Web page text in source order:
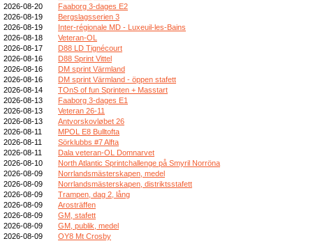
2026-08-20
Faaborg 3-dages E2
2026-08-19
Bergslagsserien 3
2026-08-19
Inter-régionale MD - Luxeuil-les-Bains
2026-08-18
Veteran-OL
2026-08-17
D88 LD Tignécourt
2026-08-16
D88 Sprint Vittel
2026-08-16
DM sprint Värmland
2026-08-16
DM sprint Värmland - öppen stafett
2026-08-14
TOnS of fun Sprinten + Masstart
2026-08-13
Faaborg 3-dages E1
2026-08-13
Veteran 26-11
2026-08-13
Antvorskovløbet 26
2026-08-11
MPOL E8 Bulltofta
2026-08-11
Sörklubbs #7 Alfta
2026-08-11
Dala veteran-OL Domnarvet
2026-08-10
North Atlantic Sprintchallenge på Smyril Norröna
2026-08-09
Norrlandsmästerskapen, medel
2026-08-09
Norrlandsmästerskapen, distriktsstafett
2026-08-09
Trampen, dag 2, lång
2026-08-09
Arosträffen
2026-08-09
GM, stafett
2026-08-09
GM, publik, medel
2026-08-09
OY8 Mt Crosby